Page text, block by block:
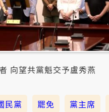
向望共黨魁交予盧秀燕
民黨 罷免 黨主席